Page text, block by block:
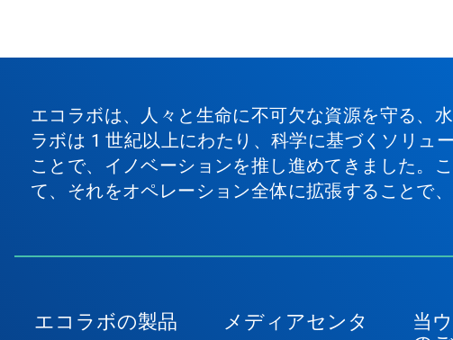
エコラボは、人々と生命に不可欠な資源を守る、
ラボは 1 世紀以上にわたり、科学に基づくソリュ
ことで、イノベーションを推し進めてきました。
て、それをオペレーション全体に拡張することで
エコラボの製品
メディアセンタ
当